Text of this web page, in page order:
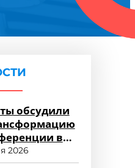
обсудили
в
«МИР»
2026